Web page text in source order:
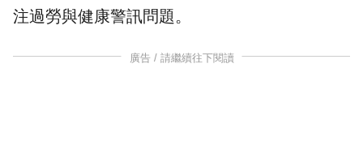
注過勞與健康警訊問題。
廣告 / 請繼續往下閱讀